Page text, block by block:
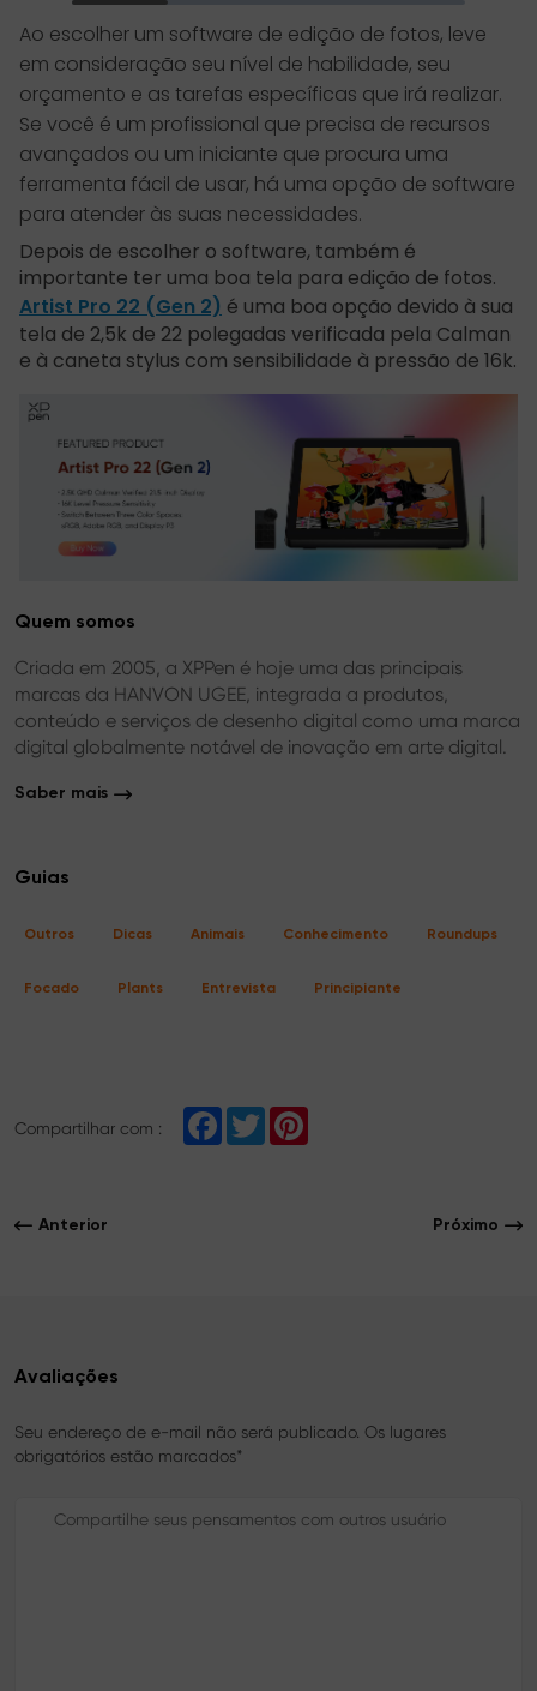
Ao escolher um software de edição de fotos, leve
em consideração seu nível de habilidade, seu
orçamento e as tarefas específicas que irá realizar.
Se você é um profissional que precisa de recursos
avançados ou um iniciante que procura uma
ferramenta fácil de usar, há uma opção de software
para atender às suas necessidades.
Depois de escolher o software, também é
importante ter uma boa tela para edição de fotos.
Artist Pro 22 (Gen 2) é uma boa opção devido à sua
tela de 2,5k de 22 polegadas verificada pela Calman
e à caneta stylus com sensibilidade à pressão de 16k.
Quem somos
Criada em 2005, a XPPen é hoje uma das principais
marcas da HANVON UGEE, integrada a produtos,
conteúdo e serviços de desenho digital como uma marca
digital globalmente notável de inovação em arte digital.
Saber mais
Guias
Outros Dicas Animais Conhecimento Roundups
Focado Plants Entrevista Principiante
Compartilhar com :
w
Anterior Próximo
Avaliações
Seu endereço de e-mail não será publicado. Os lugares
obrigatórios estão marcados*